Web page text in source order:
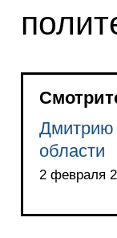
Дмитрию
области
2 февраля